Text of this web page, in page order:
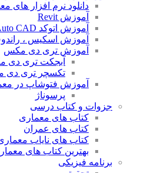
دانلود نرم افزار های
آموزش Revit
آموزش اتوکد Auto CAD
آموزش اسکیس ،
آموزش تری دی مکس
آبجکت تری دی
تکسچر تری دی
آموزش فتوشاپ در
پرسوناژ
جزوات و کتاب درسی
کتاب های معماری
کتاب های عمران
کتاب های نایاب
بهترین کتاب های
برنامه فیزیکی